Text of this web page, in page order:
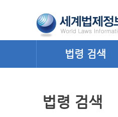
법령 검색
법령 검색